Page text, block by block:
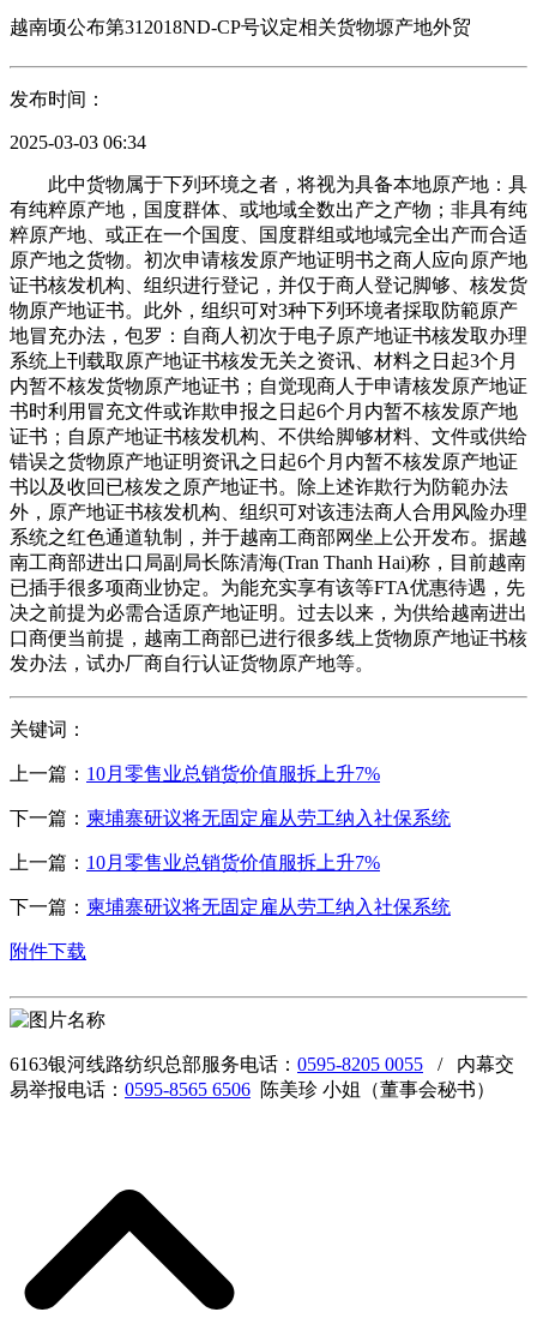
越南顷公布第312018ND-CP号议定相关货物塬产地外贸
发布时间：
2025-03-03 06:34
此中货物属于下列环境之者，将视为具备本地原产地：具
有纯粹原产地，国度群体、或地域全数出产之产物；非具有纯
粹原产地、或正在一个国度、国度群组或地域完全出产而合适
原产地之货物。初次申请核发原产地证明书之商人应向原产地
证书核发机构、组织进行登记，并仅于商人登记脚够、核发货
物原产地证书。此外，组织可对3种下列环境者採取防範原产
地冒充办法，包罗：自商人初次于电子原产地证书核发取办理
系统上刊载取原产地证书核发无关之资讯、材料之日起3个月
内暂不核发货物原产地证书；自觉现商人于申请核发原产地证
书时利用冒充文件或诈欺申报之日起6个月内暂不核发原产地
证书；自原产地证书核发机构、不供给脚够材料、文件或供给
错误之货物原产地证明资讯之日起6个月内暂不核发原产地证
书以及收回已核发之原产地证书。除上述诈欺行为防範办法
外，原产地证书核发机构、组织可对该违法商人合用风险办理
系统之红色通道轨制，并于越南工商部网坐上公开发布。据越
南工商部进出口局副局长陈清海(Tran Thanh Hai)称，目前越南
已插手很多项商业协定。为能充实享有该等FTA优惠待遇，先
决之前提为必需合适原产地证明。过去以来，为供给越南进出
口商便当前提，越南工商部已进行很多线上货物原产地证书核
发办法，试办厂商自行认证货物原产地等。
关键词：
上一篇： 10月零售业总销货价值服拆上升7%
下一篇： 柬埔寨研议将无固定雇从劳工纳入社保系统
上一篇： 10月零售业总销货价值服拆上升7%
下一篇： 柬埔寨研议将无固定雇从劳工纳入社保系统
附件下载
6163银河线路纺织总部服务电话： 0595-8205 0055 / 内幕交
易举报电话： 0595-8565 6506 陈美珍 小姐（董事会秘书）